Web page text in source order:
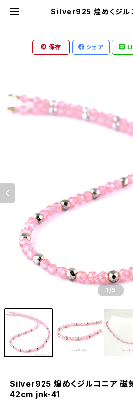
Silver925 煌めくジル
保存 シェア
1 /5
Silver925 煌めくジルコニア 磁
42cm jnk-41